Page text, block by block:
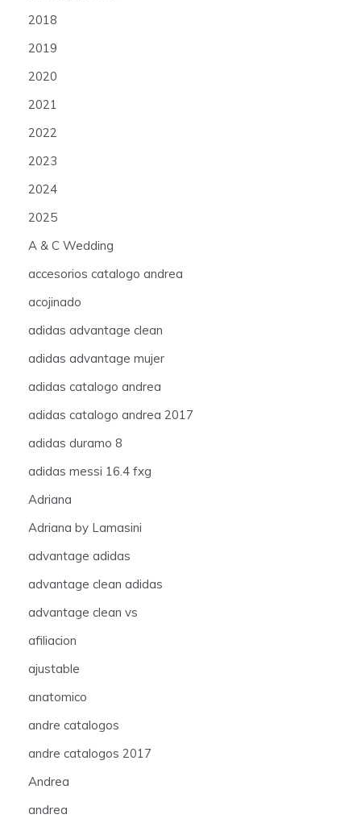
2018
2019
2020
2021
2022
2023
2024
2025
A & C Wedding
accesorios catalogo andrea
acojinado
adidas advantage clean
adidas advantage mujer
adidas catalogo andrea
adidas catalogo andrea 2017
adidas duramo 8
adidas messi 16.4 fxg
Adriana
Adriana by Lamasini
advantage adidas
advantage clean adidas
advantage clean vs
afiliacion
ajustable
anatomico
andre catalogos
andre catalogos 2017
Andrea
andrea